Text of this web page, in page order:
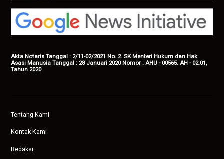
Akta Notaris Tanggal : 2/11-02/2021 No. 2. SK Menteri Hukum dan Hak
Asasi Manusia Tanggal : 28 Januari 2020 Nomor : AHU - 00565. AH - 02.01,
Tahun 2020
Tentang Kami
Kontak Kami
Redaksi